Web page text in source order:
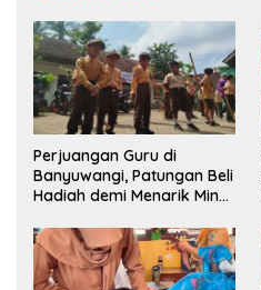
Perjuangan Guru di
Banyuwangi, Patungan Beli
Hadiah demi Menarik Minat